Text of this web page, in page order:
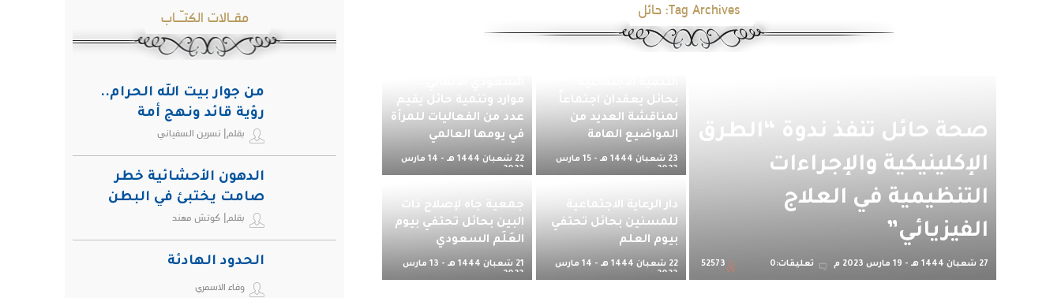
Tag Archives: حائل
صحة حائل تنفذ ندوة “الطرق
الإكلينيكية والإجراءات
التنظيمية في العلاج
الفيزيائي”
27 شعبان 1444 هـ - 19 مارس 2023 م تعليقات:0 52573
بحائل يعقدان اجتماعاً
لمناقشة العديد من
المواضيع الهامة
23 شعبان 1444 هـ - 15 مارس
2023 م
موارد وتنمية حائل يقيم
عدد من الفعاليات للمرأة
في يومها العالمي
22 شعبان 1444 هـ - 14 مارس
2023 م
دار الرعاية الاجتماعية
للمسنين بحائل تحتفي
بيوم العلم
22 شعبان 1444 هـ - 14 مارس
2023 م
جمعية جاه لإصلاح ذات
البين بحائل تحتفي بيوم
العَلَم السعودي
21 شعبان 1444 هـ - 13 مارس
2023 م
مقـالات الكتـّـاب
من جوار بيت الله الحرام..
رؤية قائد ونهج أمة
بقلم| نسرين السفياني
الدهون الأحشائية خطر
صامت يختبئ في البطن
ويهدد صحة الإنسان
بقلم| كوتش مهند
الحدود الهادئة
وفاء الاسمري